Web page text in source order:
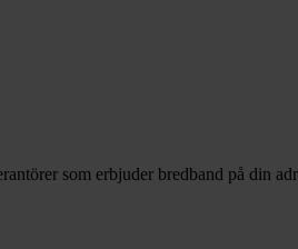
som erbjuder bredband på din